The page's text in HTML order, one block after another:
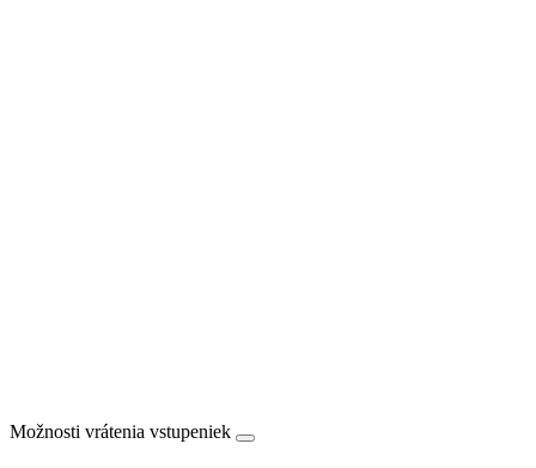
Možnosti vrátenia vstupeniek